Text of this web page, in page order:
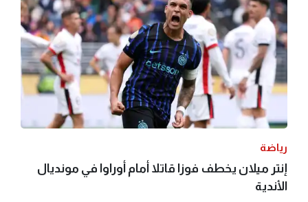
رياضة
إنتر ميلان يخطف فوزا قاتلا أمام أوراوا في مونديال
الأندية